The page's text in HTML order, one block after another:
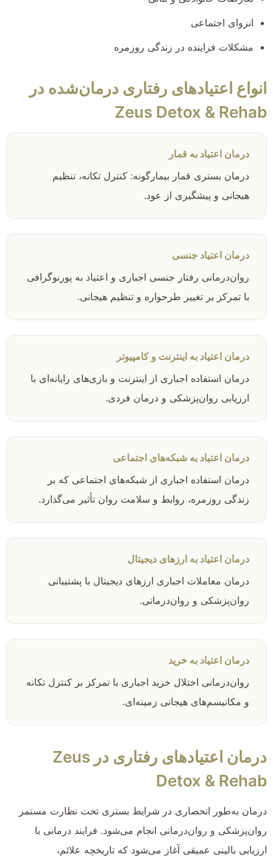
انزوای اجتماعی
مشکلات فزاینده در زندگی روزمره
انواع اعتیادهای رفتاری درمان‌شده در
Zeus Detox & Rehab
درمان اعتیاد به قمار
درمان بستری قمار بیمارگونه: کنترل تکانه، تنظیم
هیجانی و پیشگیری از عود.
درمان اعتیاد جنسی
روان‌درمانی رفتار جنسی اجباری و اعتیاد به پورنوگرافی
با تمرکز بر تغییر طرحواره و تنظیم هیجانی.
درمان اعتیاد به اینترنت و کامپیوتر
درمان استفاده اجباری از اینترنت و بازی‌های رایانه‌ای با
ارزیابی روان‌پزشکی و درمان فردی.
درمان اعتیاد به شبکه‌های اجتماعی
درمان استفاده اجباری از شبکه‌های اجتماعی که بر
زندگی روزمره، روابط و سلامت روان تأثیر می‌گذارد.
درمان اعتیاد به ارزهای دیجیتال
درمان معاملات اجباری ارزهای دیجیتال با پشتیبانی
روان‌پزشکی و روان‌درمانی.
درمان اعتیاد به خرید
روان‌درمانی اختلال خرید اجباری با تمرکز بر کنترل تکانه
و مکانیسم‌های هیجانی زمینه‌ای.
درمان اعتیادهای رفتاری در Zeus
Detox & Rehab
درمان به‌طور انحصاری در شرایط بستری تحت نظارت مستمر
روان‌پزشکی و روان‌درمانی انجام می‌شود. فرایند درمانی با
ارزیابی بالینی عمیقی آغاز می‌شود که تاریخچه علائم،